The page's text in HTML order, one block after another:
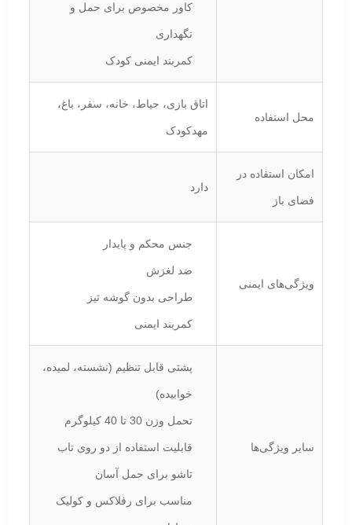
کاور مخصوص برای حمل و
نگهداری
کمربند ایمنی کودک
محل استفاده
اتاق بازی، حیاط، خانه، سفر، باغ،
مهدکودک
امکان استفاده در
فضای باز
دارد
ویژگی‌های ایمنی
جنس محکم و پایدار
ضد لغزش
طراحی بدون گوشه تیز
کمربند ایمنی
سایر ویژگی‌ها
پشتی قابل تنظیم (نشسته، لمیده،
خوابیده)
تحمل وزن 30 تا 40 کیلوگرم
قابلیت استفاده از دو روی تاب
تاشو برای حمل آسان
مناسب برای رفلاکس و کولیک